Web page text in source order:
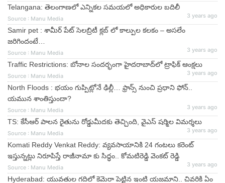
Telangana: తెలంగాణలో ఎన్నికల సమయలో అధికారుల బదిలీ
Source : Manu Media 3 years ago
Samir pet : శామీర్ పేట్ సెలబ్రిటీ క్లబ్ లో కాల్పుల కలకం – అసలేం
జరిగిందంటే…
Source : Manu Media 3 years ago
Traffic Restrictions: బోనాల సందర్భంగా హైదరాబాద్​లో ట్రాఫిక్​ ఆంక్షలు
Source : Manu Media 3 years ago
North Floods : భయం గుప్పిట్లోనే ఢిల్లీ… ఫ్రాన్స్ నుంచి ప్రధాని ఫోన్..
యమున శాంతిస్తుందా?
Source : Manu Media 3 years ago
TS: కేసీఆర్ పాలన రైతును రోడ్డుమీదకు తెచ్చింది, వైఎస్ షర్మిల విమర్శలు
Source : Manu Media 3 years ago
Komati Reddy Venkat Reddy: వ్యవసాయానికి 24 గంటలు కరెంట్
ఇస్తున్నట్లు నిరూపిస్తే రాజీనామా కు సిద్ధం.. కోమటిరెడ్డి వెంకట్ రెడ్డి
Source : Manu Media 3 years ago
Hyderabad: యువతుల గదిలో కెమెరా పెట్టిన ఇంటి యజమాని.. చివరికి ఏం